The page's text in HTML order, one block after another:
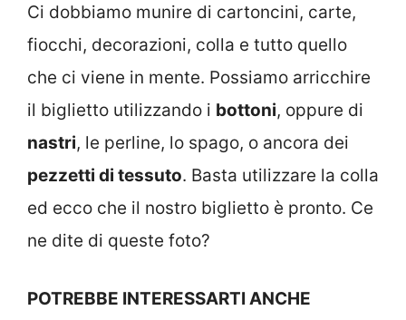
Ci dobbiamo munire di cartoncini, carte,
fiocchi, decorazioni, colla e tutto quello
che ci viene in mente. Possiamo arricchire
il biglietto utilizzando i bottoni, oppure di
nastri, le perline, lo spago, o ancora dei
pezzetti di tessuto. Basta utilizzare la colla
ed ecco che il nostro biglietto è pronto. Ce
ne dite di queste foto?
POTREBBE INTERESSARTI ANCHE